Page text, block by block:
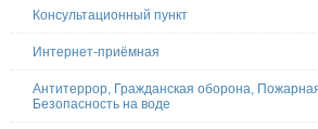
Консультационный пункт
Интернет-приёмная
Антитеррор, Гражданская оборона,
Безопасность на воде